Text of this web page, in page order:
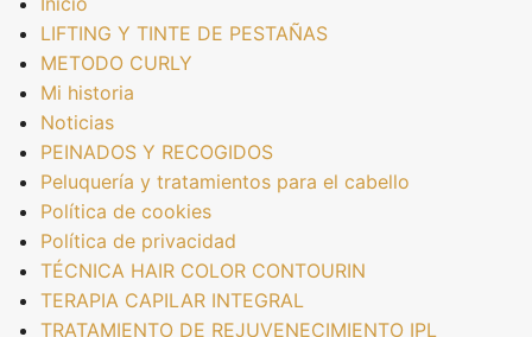
LIFTING Y TINTE DE PESTAÑAS
METODO CURLY
Mi historia
Noticias
PEINADOS Y RECOGIDOS
Peluquería y tratamientos para el cabello
Política de cookies
Política de privacidad
TÉCNICA HAIR COLOR CONTOURIN
TERAPIA CAPILAR INTEGRAL
TRATAMIENTO DE REJUVENECIMIENTO IPL